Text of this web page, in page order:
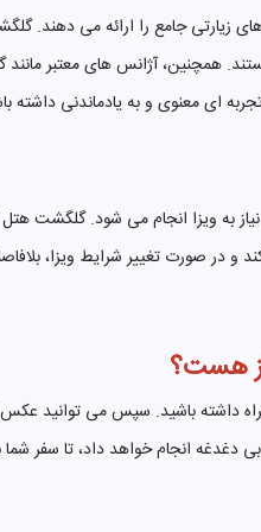
زیارتی جامع را ارائه می
همچنین، آژانس های معتبر
ای معنوی و به یادماندنی
به ویزا انجام می شود. گلگشت
صورت تغییر شرایط ویزا،
هست؟
و کربلا، کافی است گذرنامه با حداقل 6 ماه
بی دغدغه انجام خواهد داد، تا